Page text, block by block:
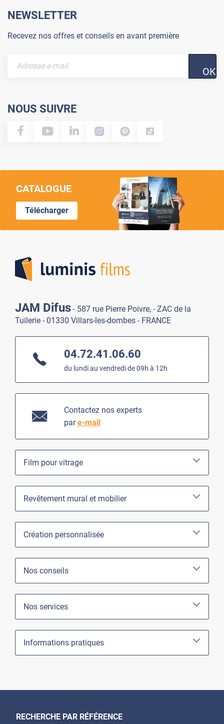
NEWSLETTER
Recevez nos offres et conseils en avant première
OK
NOUS SUIVRE
CATALOGUE
Télécharger
JAM Difus - 587 rue Pierre Poivre, - ZAC de la
Tuilerie - 01330 Villars-les-dombes - FRANCE
04.72.41.06.60
du lundi au vendredi de 09h à 12h
Contactez nos experts
pare-mail
Film pour vitrage
Revêtement mural et mobilier
Création personnalisée
Nos conseils
Nos services
Informations pratiques
RECHERCHE PAR RÉFÉRENCE